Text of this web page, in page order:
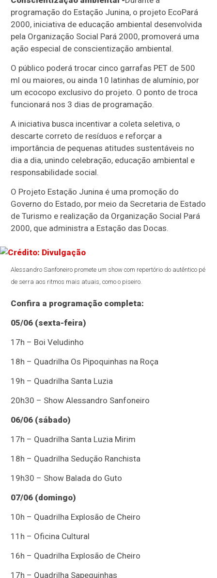
programação do Estação Junina, o projeto EcoPará
2000, iniciativa de educação ambiental desenvolvida
pela Organização Social Pará 2000, promoverá uma
ação especial de conscientização ambiental.
O público poderá trocar cinco garrafas PET de 500
ml ou maiores, ou ainda 10 latinhas de alumínio, por
um ecocopo exclusivo do projeto. O ponto de troca
funcionará nos 3 dias de programação.
A iniciativa busca incentivar a coleta seletiva, o
descarte correto de resíduos e reforçar a
importância de pequenas atitudes sustentáveis no
dia a dia, unindo celebração, educação ambiental e
responsabilidade social.
O Projeto Estação Junina é uma promoção do
Governo do Estado, por meio da Secretaria de Estado
de Turismo e realização da Organização Social Pará
2000, que administra a Estação das Docas.
Alessandro Sanfoneiro promete um show com repertório do autêntico pé
de serra aos ritmos mais atuais, como o piseiro.
Confira a programação completa:
05/06 (sexta-feira)
17h – Boi Veludinho
18h – Quadrilha Os Pipoquinhas na Roça
19h – Quadrilha Santa Luzia
20h30 – Show Alessandro Sanfoneiro
06/06 (sábado)
17h – Quadrilha Santa Luzia Mirim
18h – Quadrilha Sedução Ranchista
19h30 – Show Balada do Guto
07/06 (domingo)
10h – Quadrilha Explosão de Cheiro
11h – Oficina Cultural
16h – Quadrilha Explosão de Cheiro
17h – Quadrilha Sapequinhas